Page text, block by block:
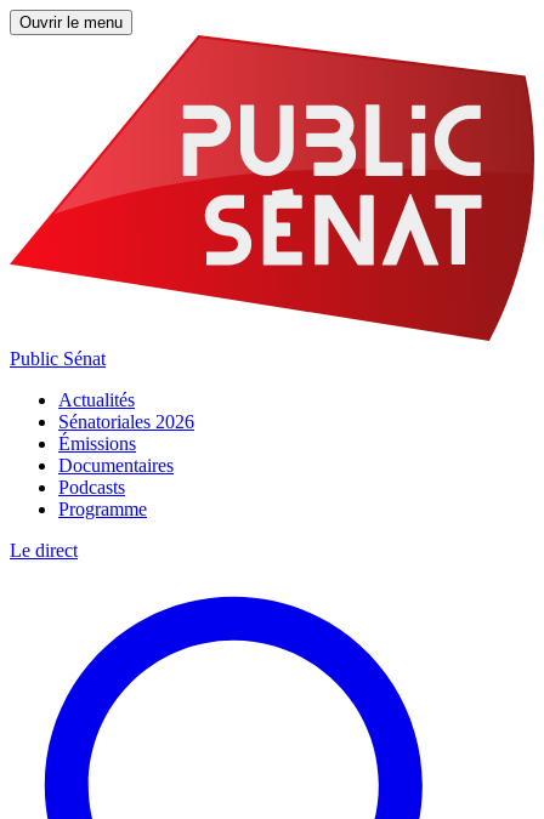
Ouvrir le menu
Public Sénat
Actualités
Sénatoriales 2026
Émissions
Documentaires
Podcasts
Programme
Le direct